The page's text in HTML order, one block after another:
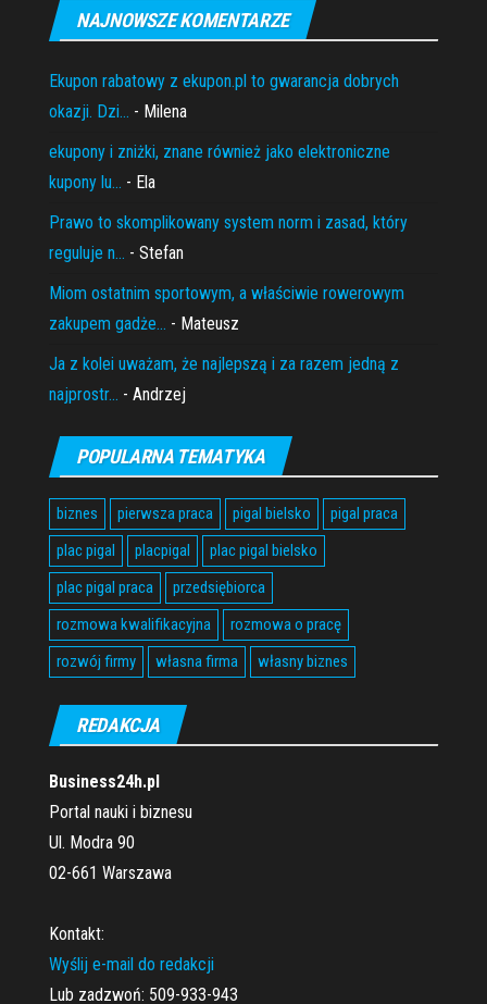
NAJNOWSZE KOMENTARZE
Ekupon rabatowy z ekupon.pl to gwarancja dobrych
okazji. Dzi... - Milena
ekupony i zniżki, znane również jako elektroniczne
kupony lu... - Ela
Prawo to skomplikowany system norm i zasad, który
reguluje n... - Stefan
Miom ostatnim sportowym, a właściwie rowerowym
zakupem gadże... - Mateusz
Ja z kolei uważam, że najlepszą i za razem jedną z
najprostr... - Andrzej
POPULARNA TEMATYKA
biznes pierwsza praca pigal bielsko
pigal praca
plac pigal
placpigal
plac pigal bielsko
plac pigal praca
przedsiębiorca
rozmowa kwalifikacyjna
rozmowa o pracę
rozwój firmy
własna firma własny biznes
REDAKCJA
Business24h.pl
Portal nauki i biznesu
Ul. Modra 90
02-661 Warszawa
Kontakt:
Wyślij e-mail do redakcji
Lub zadzwoń: 509-933-943